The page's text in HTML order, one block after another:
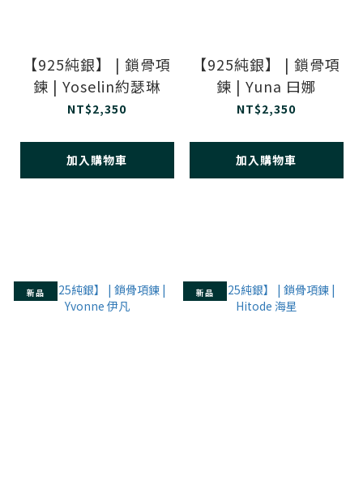
【925純銀】 | 鎖骨項
鍊 | Yoselin約瑟琳
NT$2,350
加入購物車
【925純銀】 | 鎖骨項
鍊 | Yuna 曰娜
NT$2,350
加入購物車
新品 新品